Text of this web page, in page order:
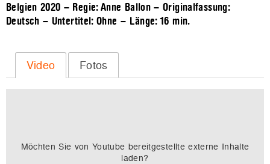
Belgien 2020 – Regie: Anne Ballon – Originalfassung:
Deutsch – Untertitel: Ohne – Länge:16 min.
Video Fotos
Möchten Sie von Youtube bereitgestellte externe Inhalte
laden?